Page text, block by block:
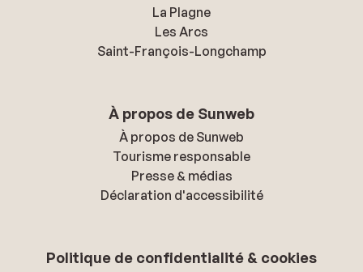
La Plagne
Les Arcs
Saint-François-Longchamp
À propos de Sunweb
À propos de Sunweb
Tourisme responsable
Presse & médias
Déclaration d'accessibilité
Politique de confidentialité & cookies